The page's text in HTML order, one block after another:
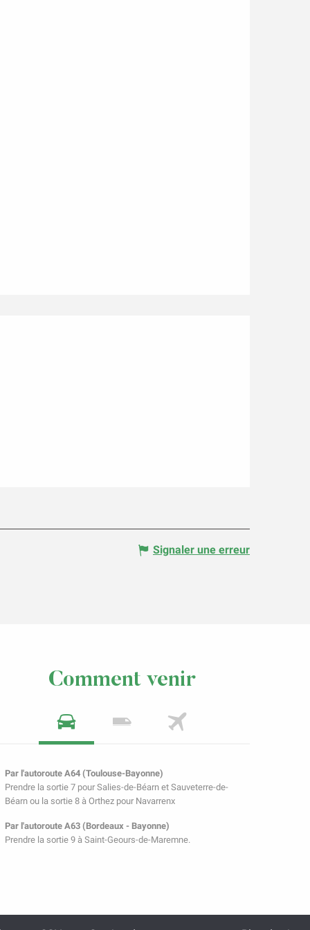
Signaler une erreur
Comment venir
Par l'autoroute A64 (Toulouse-Bayonne)
Prendre la sortie 7 pour Salies-de-Béarn et Sauveterre-de-
Béarn ou la sortie 8 à Orthez pour Navarrenx
Par l'autoroute A63 (Bordeaux - Bayonne)
Prendre la sortie 9 à Saint-Geours-de-Maremne.